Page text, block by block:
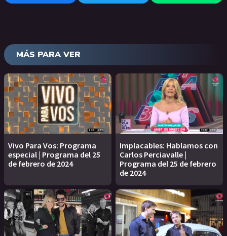
MÁS PARA VER
Vivo Para Vos: Programa
especial | Programa del 25
de febrero de 2024
Implacables: Hablamos con
Carlos Perciavalle |
Programa del 25 de febrero
de 2024